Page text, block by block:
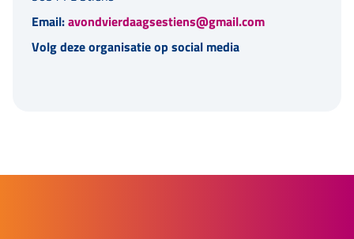
Email:avondvierdaagsestiens@gmail.com
Volg deze organisatie op social media